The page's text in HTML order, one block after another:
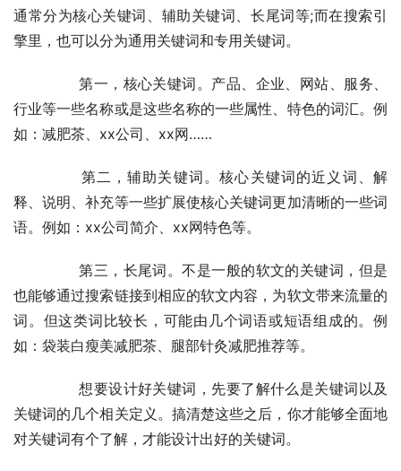
通常分为核心关键词、辅助关键词、长尾词等;而在搜索引
擎里，也可以分为通用关键词和专用关键词。
行业等一些名称或是这些名称的一些属性、特色的词汇。例
如：减肥茶、xx公司、xx网……
释、说明、补充等一些扩展使核心关键词更加清晰的一些词
语。例如：xx公司简介、xx网特色等。
也能够通过搜索链接到相应的软文内容，为软文带来流量的
词。但这类词比较长，可能由几个词语或短语组成的。例
如：袋装白瘦美减肥茶、腿部针灸减肥推荐等。
关键词的几个相关定义。搞清楚这些之后，你才能够全面地
对关键词有个了解，才能设计出好的关键词。